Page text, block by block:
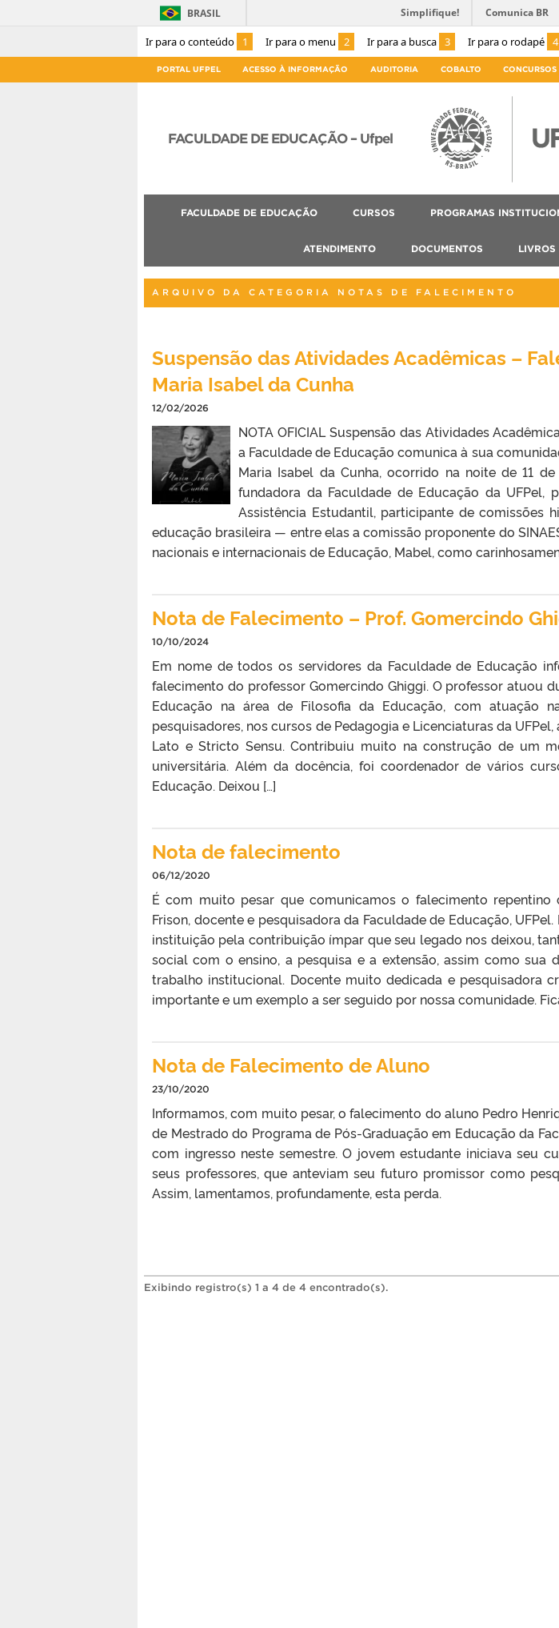
Ir para o conteúdo 1 Ir para o menu 2 Ir para a busca 3 Ir para o rodapé 4
BRASIL Simplifique! Comunica BR
PORTAL UFPEL ACESSO À INFORMAÇÃO AUDITORIA COBALTO CONCURSOS
FACULDADE DE EDUCAÇÃO – Ufpel
FACULDADE DE EDUCAÇÃO CURSOS PROGRAMAS
ATENDIMENTO DOCUMENTOS LIVROS
ARQUIVO DA CATEGORIA NOTAS DE FALECIMENTO
Suspensão das Atividades Acadêmicas –
Maria Isabel da Cunha
12/02/2026
NOTA OFICIAL Suspensão das Atividades
a Faculdade de Educação comunica à sua
Maria Isabel da Cunha, ocorrido na noite de 11
fundadora da Faculdade de Educação da UFPel,
Assistência Estudantil, participante de comissões
educação brasileira — entre elas a comissão proponente do
nacionais e internacionais de Educação, Mabel, como
Nota de Falecimento – Prof. Gomercindo
10/10/2024
Em nome de todos os servidores da Faculdade de Educação
falecimento do professor Gomercindo Ghiggi. O professor atuou
Educação na área de Filosofia da Educação, com atuação
pesquisadores, nos cursos de Pedagogia e Licenciaturas da
Lato e Stricto Sensu. Contribuiu muito na construção de um
universitária. Além da docência, foi coordenador de vários
Educação. Deixou […]
Nota de falecimento
06/12/2020
É com muito pesar que comunicamos o falecimento repentino
Frison, docente e pesquisadora da Faculdade de Educação,
instituição pela contribuição ímpar que seu legado nos deixou,
social com o ensino, a pesquisa e a extensão, assim como sua
trabalho institucional. Docente muito dedicada e pesquisadora
importante e um exemplo a ser seguido por nossa comunidade.
Nota de Falecimento de Aluno
23/10/2020
Informamos, com muito pesar, o falecimento do aluno Pedro
de Mestrado do Programa de Pós-Graduação em Educação da
com ingresso neste semestre. O jovem estudante iniciava seu
seus professores, que anteviam seu futuro promissor como
Assim, lamentamos, profundamente, esta perda.
Exibindo registro(s) 1 a 4 de 4 encontrado(s).